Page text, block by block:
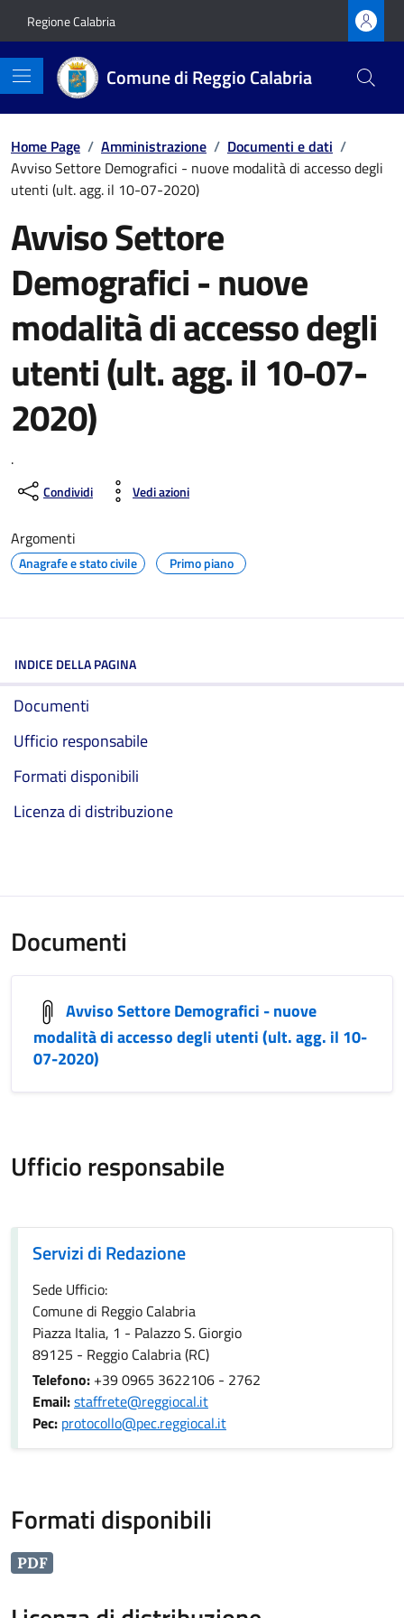
Regione Calabria
Comune di Reggio Calabria
Home Page / Amministrazione / Documenti e dati /
Avviso Settore Demografici - nuove modalità di accesso degli
utenti (ult. agg. il 10-07-2020)
Avviso Settore
Demografici - nuove
modalità di accesso degli
utenti (ult. agg. il 10-07-
2020)
.
Condividi Vedi azioni
Argomenti
Anagrafe e stato civile Primo piano
INDICE DELLA PAGINA
Documenti
Ufficio responsabile
Formati disponibili
Licenza di distribuzione
Documenti
Avviso Settore Demografici - nuove
modalità di accesso degli utenti (ult. agg. il 10-
07-2020)
Ufficio responsabile
Servizi di Redazione
Sede Ufficio:
Comune di Reggio Calabria
Piazza Italia, 1 - Palazzo S. Giorgio
89125 - Reggio Calabria (RC)
Telefono: +39 0965 3622106 - 2762
Email:staffrete@reggiocal.it
Pec: protocollo@pec.reggiocal.it
Formati disponibili
PDF